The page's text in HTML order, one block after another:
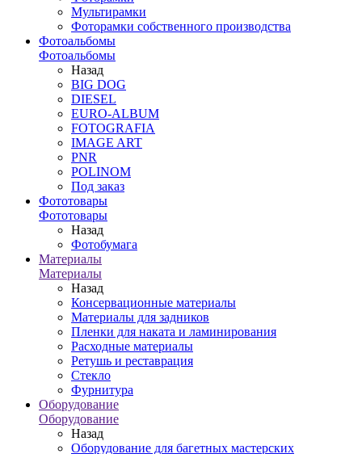
Мультирамки
Фоторамки собственного производства
Фотоальбомы
Фотоальбомы
Назад
BIG DOG
DIESEL
EURO-ALBUM
FOTOGRAFIA
IMAGE ART
PNR
POLINOM
Под заказ
Фототовары
Фототовары
Назад
Фотобумага
Материалы
Материалы
Назад
Консервационные материалы
Материалы для задников
Пленки для наката и ламинирования
Расходные материалы
Ретушь и реставрация
Стекло
Фурнитура
Оборудование
Оборудование
Назад
Оборудование для багетных мастерских